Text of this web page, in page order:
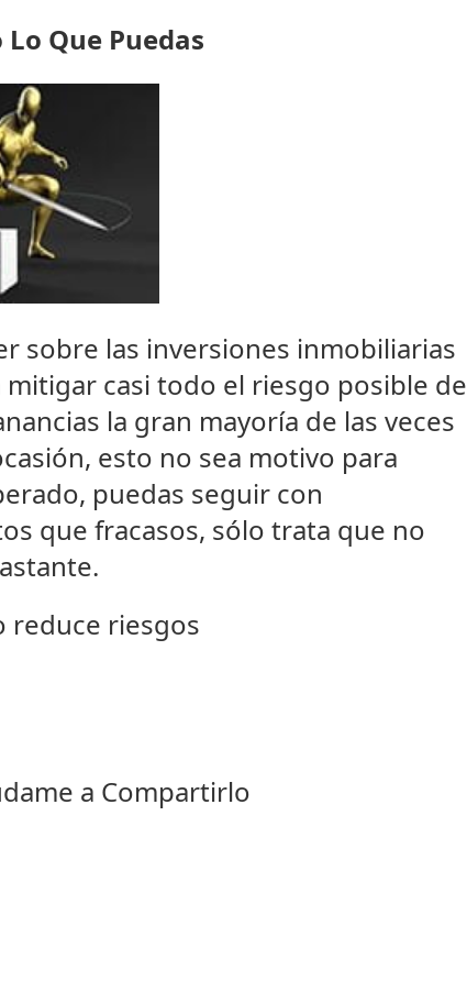
Que Puedas
sobre las inversiones inmobiliarias
mitigar casi todo el riesgo posible de
la gran mayoría de las veces
esto no sea motivo para
puedas seguir con
que fracasos, sólo trata que no
reduce riesgos
a Compartirlo